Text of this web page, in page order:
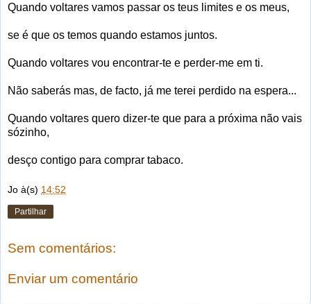
Quando voltares vamos passar os teus limites e os meus,
se é que os temos quando estamos juntos.
Quando voltares vou encontrar-te e perder-me em ti.
Não saberás mas, de facto, já me terei perdido na espera...
Quando voltares quero dizer-te que para a próxima não vais
sózinho,
desço contigo para comprar tabaco.
Jo à(s) 14:52
Partilhar
Sem comentários:
Enviar um comentário